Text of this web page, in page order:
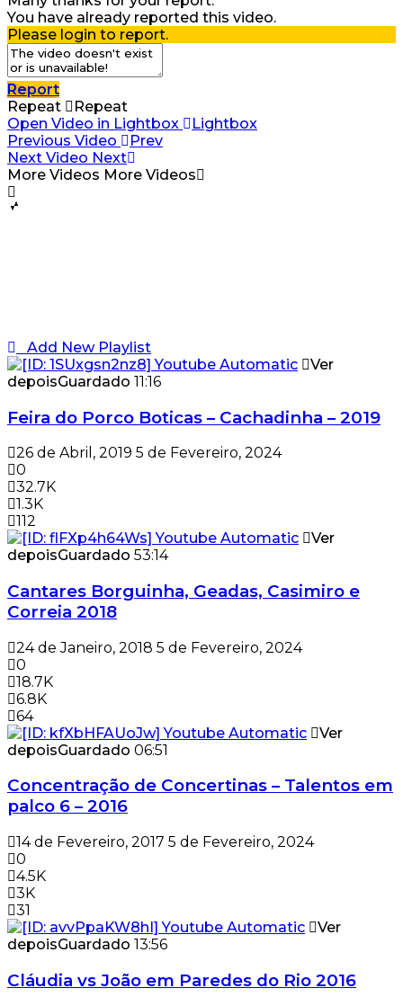
You have already reported this video.
Please login to report.
Report
Repeat
Repeat
Open Video in Lightbox
Lightbox
Previous Video
Prev
Next Video Next
More Videos More Videos
Add New Playlist
Ver
depoisGuardado 11:16
Feira do Porco Boticas – Cachadinha – 2019
26 de Abril, 2019 5 de Fevereiro, 2024
0
32.7K
1.3K
112
Ver
depoisGuardado 53:14
Cantares Borguinha, Geadas, Casimiro e
Correia 2018
24 de Janeiro, 2018 5 de Fevereiro, 2024
0
18.7K
6.8K
64
Ver
depoisGuardado 06:51
Concentração de Concertinas – Talentos em
palco 6 – 2016
14 de Fevereiro, 2017 5 de Fevereiro, 2024
0
4.5K
3K
31
Ver
depoisGuardado 13:56
Cláudia vs João em Paredes do Rio 2016